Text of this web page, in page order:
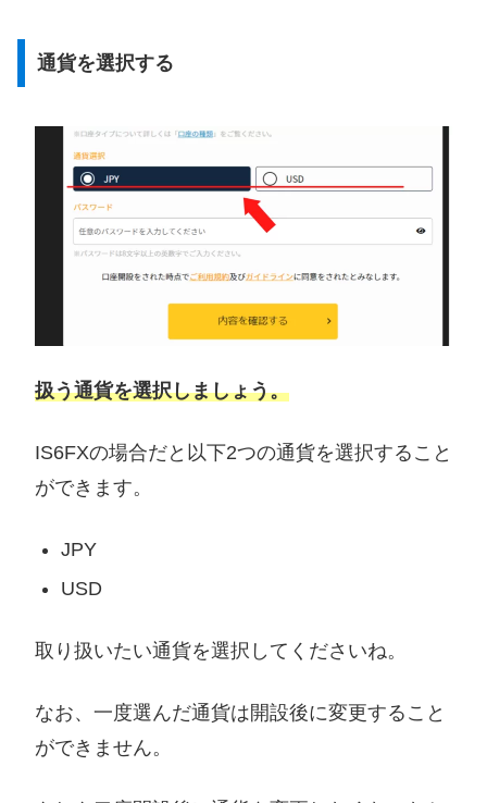
通貨を選択する
扱う通貨を選択しましょう。
IS6FXの場合だと以下2つの通貨を選択すること
ができます。
JPY
USD
取り扱いたい通貨を選択してくださいね。
なお、一度選んだ通貨は開設後に変更すること
ができません。